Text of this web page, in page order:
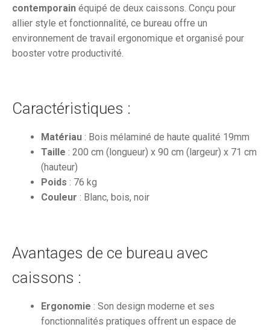
contemporain équipé de deux caissons. Conçu pour
allier style et fonctionnalité, ce bureau offre un
environnement de travail ergonomique et organisé pour
booster votre productivité.
Caractéristiques :
Matériau : Bois mélaminé de haute qualité 19mm
Taille : 200 cm (longueur) x 90 cm (largeur) x 71 cm
(hauteur)
Poids : 76 kg
Couleur : Blanc, bois, noir
Avantages de ce bureau avec
caissons :
Ergonomie : Son design moderne et ses
fonctionnalités pratiques offrent un espace de